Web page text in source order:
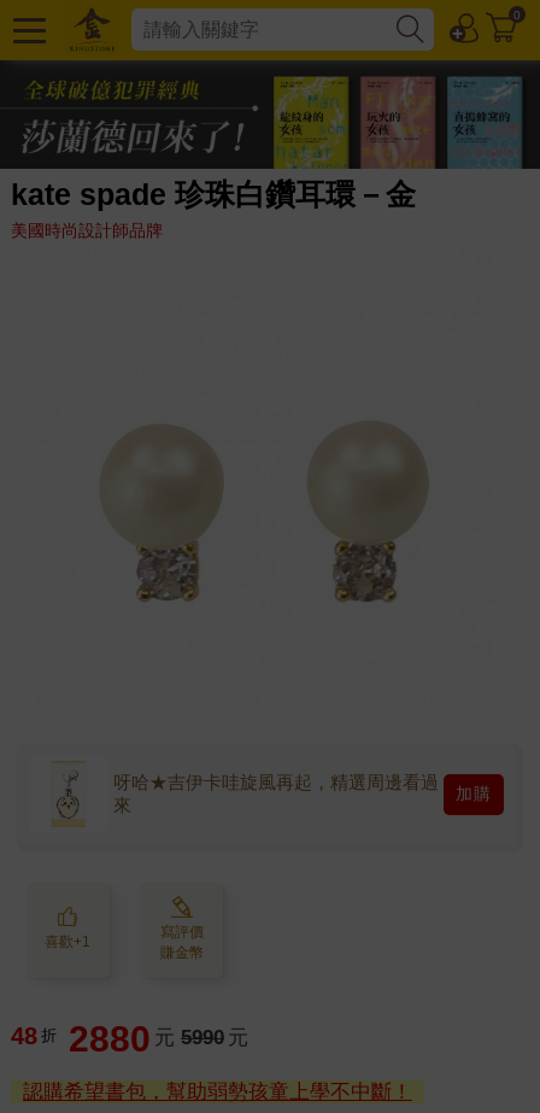
0
kate spade 珍珠白鑽耳環－金
美國時尚設計師品牌
呀哈★吉伊卡哇旋風再起，精選周邊看過
來
加購
喜歡+1
寫評價
賺金幣
48 折 2880 元 5990 元
認購希望書包，幫助弱勢孩童上學不中斷！